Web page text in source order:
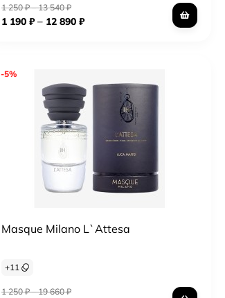
1 250₽–13 540₽
1 190₽– 12 890₽
-5%
Masque Milano L`Attesa
+11
1 250₽–19 660₽